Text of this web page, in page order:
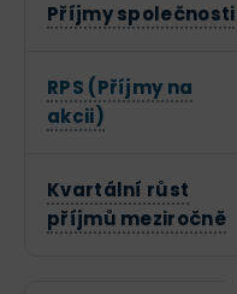
Příjmy společnosti
RPS (Příjmy na
akcii)
Kvartální růst
příjmů meziročně